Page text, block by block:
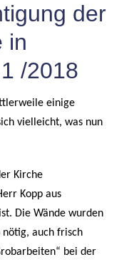
der
in
/2018
einige
vielleicht, was nun
Kirche
Kopp aus
Die Wände wurden
auch frisch
bei der